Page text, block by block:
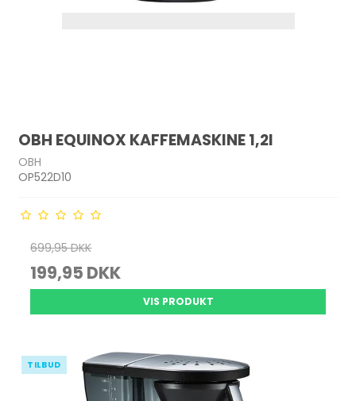
OBH EQUINOX KAFFEMASKINE 1,2l
OBH
OP522D10
699,95 DKK
199,95 DKK
VIS PRODUKT
TILBUD